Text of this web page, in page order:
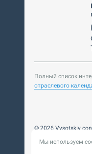
Полный список
отраслевого
© 2026 Vysotskiy
Цифровизация,
Мы используем